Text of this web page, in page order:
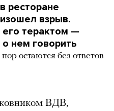
ресторане
взрыв.
его терактом —
нем говорить
остаются без ответов
ВДВ,